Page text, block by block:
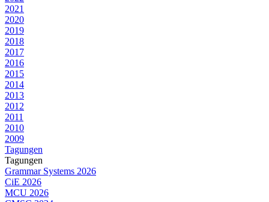
2021
2020
2019
2018
2017
2016
2015
2014
2013
2012
2011
2010
2009
Tagungen
Tagungen
Grammar Systems 2026
CiE 2026
MCU 2026